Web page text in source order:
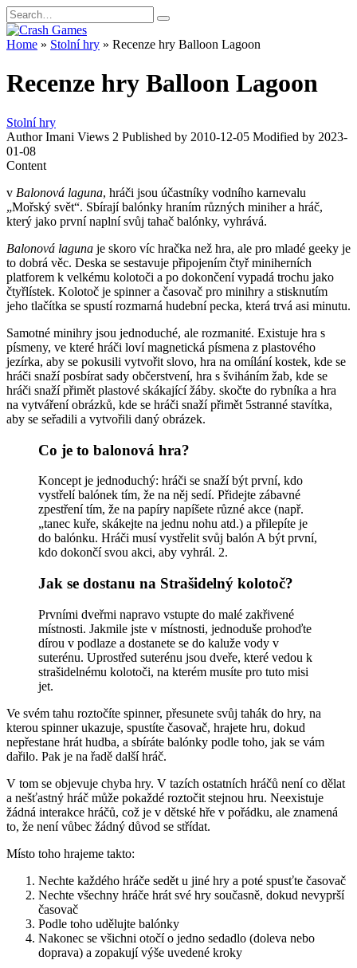
Skip
to
content
Search
for:
Home » Stolní hry » Recenze hry Balloon Lagoon
Recenze hry Balloon Lagoon
Stolní hry
Author Imani Views 2 Published by 2010-12-05 Modified by 2023-
01-08
Content
v Balonová laguna, hráči jsou účastníky vodního karnevalu
„Mořský svět“. Sbírají balónky hraním různých miniher a hráč,
který jako první naplní svůj tahač balónky, vyhrává.
Balonová laguna je skoro víc hračka než hra, ale pro mladé geeky je
to dobrá věc. Deska se sestavuje připojením čtyř miniherních
platforem k velkému kolotoči a po dokončení vypadá trochu jako
čtyřlístek. Kolotoč je spinner a časovač pro minihry a stisknutím
jeho tlačítka se spustí rozmarná hudební pecka, která trvá asi minutu.
Samotné minihry jsou jednoduché, ale rozmanité. Existuje hra s
písmeny, ve které hráči loví magnetická písmena z plastového
jezírka, aby se pokusili vytvořit slovo, hra na omílání kostek, kde se
hráči snaží posbírat sady občerstvení, hra s šviháním žab, kde se
hráči snaží přimět plastové skákající žáby. skočte do rybníka a hra
na vytváření obrázků, kde se hráči snaží přimět 5stranné stavítka,
aby se seřadili a vytvořili daný obrázek.
Co je to balonová hra?
Koncept je jednoduchý: hráči se snaží být první, kdo
vystřelí balónek tím, že na něj sedí. Přidejte zábavné
zpestření tím, že na papíry napíšete různé akce (např.
„tanec kuře, skákejte na jednu nohu atd.) a přilepíte je
do balónku. Hráči musí vystřelit svůj balón A být první,
kdo dokončí svou akci, aby vyhrál. 2.
Jak se dostanu na Strašidelný kolotoč?
Prvními dveřmi napravo vstupte do malé zakřivené
místnosti. Jakmile jste v místnosti, jednoduše prohoďte
dírou v podlaze a dostanete se do kaluže vody v
suterénu. Uprostřed suterénu jsou dveře, které vedou k
strašidelnému kolotoči, na kterém musíte pro tuto misi
jet.
Ve svém tahu roztočíte spinner, přesunete svůj tahák do hry, na
kterou spinner ukazuje, spustíte časovač, hrajete hru, dokud
nepřestane hrát hudba, a sbíráte balónky podle toho, jak se vám
dařilo. Pak je na řadě další hráč.
V tom se objevuje chyba hry. V tazích ostatních hráčů není co dělat
a nešťastný hráč může pokaždé roztočit stejnou hru. Neexistuje
žádná interakce hráčů, což je v dětské hře v pořádku, ale znamená
to, že není vůbec žádný důvod se střídat.
Místo toho hrajeme takto:
Nechte každého hráče sedět u jiné hry a poté spusťte časovač
Nechte všechny hráče hrát své hry současně, dokud nevyprší
časovač
Podle toho udělujte balónky
Nakonec se všichni otočí o jedno sedadlo (doleva nebo
doprava) a zopakují výše uvedené kroky